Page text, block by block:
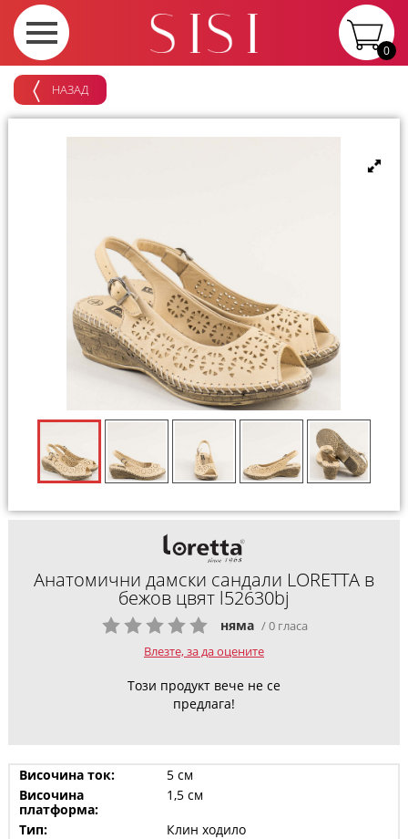
0
НАЗАД
Анатомични дамски сандали LORETTA в
бежов цвят l52630bj
няма / 0 гласа
Влезте, за да оцените
Този продукт вече не се
предлага!
Височина ток:
5 см
Височина
платформа:
1,5 см
Тип:
Клин ходило